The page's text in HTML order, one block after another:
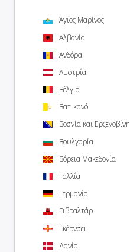
Άγιος Μαρίνος
Αλβανία
Ανδόρα
Αυστρία
Βέλγιο
Βατικανό
Βοσνία και Ερζεγοβίνη
Βουλγαρία
Βόρεια Μακεδονία
Γαλλία
Γερμανία
Γιβραλτάρ
Γκέρνσεϊ
Δανία